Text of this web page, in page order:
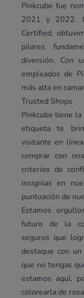
Pinkcube fue
2021 y 2022.
Certified,
pilares
diversión. Con
empleados de
más alta en
Trusted Shops
Pinkcube tiene
etiqueta te
visitante en
comprar con
criterios de
insignias en
puntuación de
Estamos
futuro de la
seguros que
destaque con
que no tengas
estamos aquí,
colorearla de